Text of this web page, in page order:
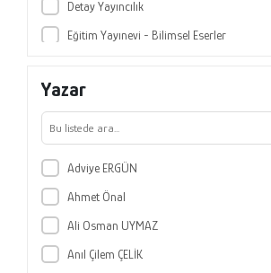
Detay Yayıncılık
Eğitim Yayınevi - Bilimsel Eserler
Ekin Basım Yayın
Gazi Kitabevi
Grafiker Yayınları
Hiperlink Yayınları
Nobel Bilimsel Eserler
Yazar
Adviye ERGÜN
Ahmet Önal
Ali Osman UYMAZ
Anıl Çilem ÇELİK